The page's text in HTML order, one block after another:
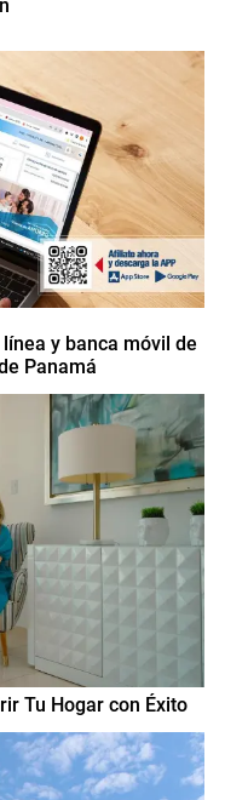
y banca móvil de
Panamá
Tu Hogar con Éxito